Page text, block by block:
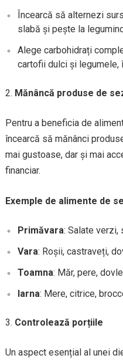
Încearcă să alternezi
slabă și pește la
Alege carbohidrați
cartofii dulci și legumele,
Mănâncă produse de
Pentru a beneficia de
încearcă să mănânci
mai gustoase, dar și mai
financiar.
Exemple de alimente de
Primăvara: Salate verzi,
Vara: Roșii, castraveți,
Toamna: Măr, pere,
Iarna: Mere, citrice,
Controlează porțiile
Un aspect esențial al unei